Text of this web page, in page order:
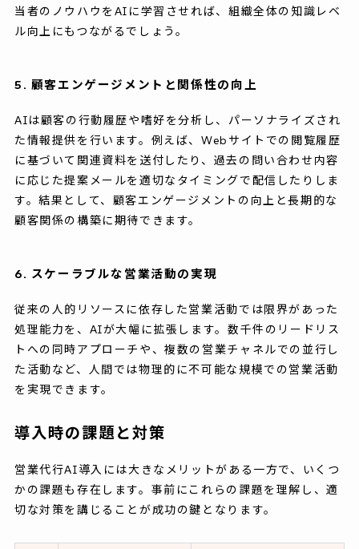
当者のノウハウをAIに学習させれば、組織全体の知識レベ
ル向上にもつながるでしょう。
5. 顧客エンゲージメントと関係性の向上
AIは顧客の行動履歴や嗜好を分析し、パーソナライズされ
た情報提供を行います。例えば、Webサイトでの閲覧履歴
に基づいて関連資料を送付したり、過去の問い合わせ内容
に応じた提案メールを適切なタイミングで配信したりしま
す。結果として、顧客エンゲージメントの向上と長期的な
顧客関係の構築に期待できます。
6. スケーラブルな営業活動の実現
従来の人的リソースに依存した営業活動では限界があった
処理能力を、AIが大幅に拡張します。数千件のリードリス
トへの同時アプローチや、複数の営業チャネルでの並行し
た活動など、人間では物理的に不可能な規模での営業活動
を実現できます。
導入時の課題と対策
営業代行AI導入には大きなメリットがある一方で、いくつ
かの課題も存在します。事前にこれらの課題を理解し、適
切な対策を講じることが成功の鍵となります。